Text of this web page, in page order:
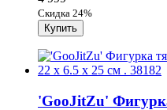
Скидка 24%
'GooJitZu'